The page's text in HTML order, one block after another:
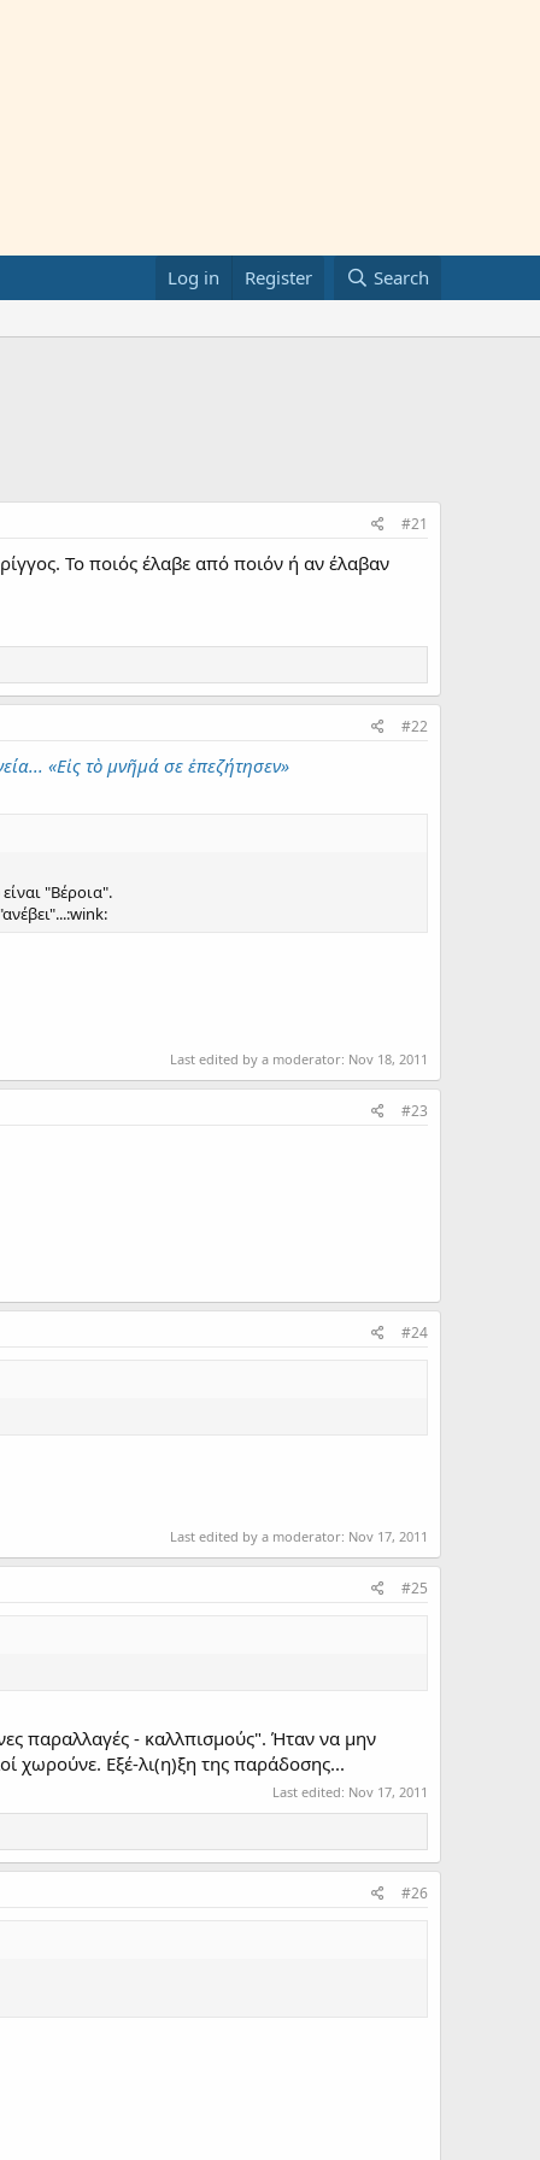
Log in Register Search
#21
Το ποιός έλαβε από ποιόν ή αν έλαβαν
#22
«Εἰς τὸ μνῆμά σε ἐπεζήτησεν»
"Βέροια".
Last edited by a moderator: Nov 18, 2011
#23
#24
Last edited by a moderator: Nov 17, 2011
#25
παραλλαγές - καλλπισμούς". Ήταν να μην
χωρούνε. Εξέ-λι(η)ξη της παράδοσης...
Last edited: Nov 17, 2011
#26